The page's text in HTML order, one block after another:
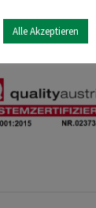
Alle Akzeptieren